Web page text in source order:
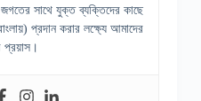
সাথে যুক্ত ব্যক্তিদের কাছে
প্রদান করার লক্ষ্যে আমাদের
প্রয়াস।